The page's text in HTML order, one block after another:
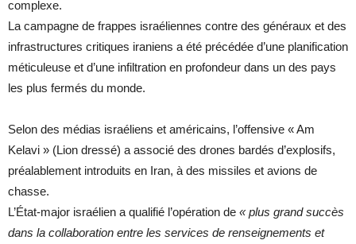
complexe.
La campagne de frappes israéliennes contre des généraux et des
infrastructures critiques iraniens a été précédée d’une planification
méticuleuse et d’une infiltration en profondeur dans un des pays
les plus fermés du monde.
Selon des médias israéliens et américains, l’offensive « Am
Kelavi » (Lion dressé) a associé des drones bardés d’explosifs,
préalablement introduits en Iran, à des missiles et avions de
chasse.
L’État-major israélien a qualifié l’opération de « plus grand succès
dans la collaboration entre les services de renseignements et